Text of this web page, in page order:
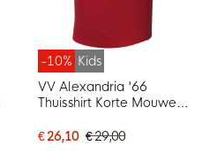
-10% Kids
VV Alexandria '66
Thuisshirt Korte Mouwen
€ 26,10 € 29,00